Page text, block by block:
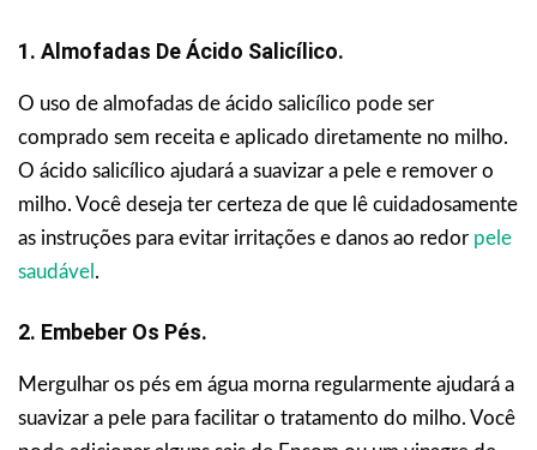
1. Almofadas De Ácido Salicílico.
O uso de almofadas de ácido salicílico pode ser
comprado sem receita e aplicado diretamente no milho.
O ácido salicílico ajudará a suavizar a pele e remover o
milho. Você deseja ter certeza de que lê cuidadosamente
as instruções para evitar irritações e danos ao redor pele
saudável .
2. Embeber Os Pés.
Mergulhar os pés em água morna regularmente ajudará a
suavizar a pele para facilitar o tratamento do milho. Você